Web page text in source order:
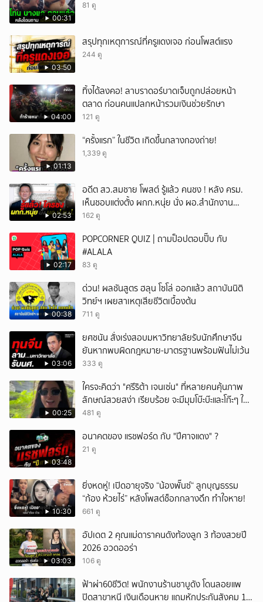
00:31
81 ดู
03:50
สรุปทุกเหตุการณ์ที่ครูแดงเจอ ก่อนโพสต์แรง
244 ดู
04:00
ทิ้งได้ลงคอ! ลาบราดอร์บาดเจ็บถูกปล่อยหน้า
ตลาด ก่อนคนแปลกหน้ารวมเงินช่วยรักษา
121 ดู
01:13
“ครั้งแรก” ในชีวิต เกิดขึ้นกลางกองถ่าย!
1,339 ดู
02:53
อดีต สว.สมชาย โพสต์ รู้แล้ว คนชง ! หลัง ครม.
เห็นชอบแต่งตั้ง ผกก.หนุ่ย นั่ง ผอ.สำนักงาน
ป.ย.ป.
162 ดู
02:17
POPCORNER QUIZ | ถามป็อปตอบปั๊บ กับ
#ALALA
83 ดู
00:38
ด่วน! ผลชันสูตร ฮลุน โซโล่ ออกแล้ว สถาบันนิติ
วิทย์ฯ เผยสาเหตุเสียชีวิตเบื้องต้น
711 ดู
03:06
ยศชนัน สั่งเร่งสอบมหาวิทยาลัยรับนักศึกษาจีน
ยันหากพบผิดกฎหมาย-มาตรฐานพร้อมฟันไม่เว้น
333 ดู
00:25
ใครจะคิดว่า "ศรีริต้า เจนเซ่น" ที่หลายคนคุ้นภาพ
ลักษณ์สวยสง่า เรียบร้อย จะมีมุมโบ๊ะบ๊ะและโก๊ะๆ ให้
ได้อมยิ้มเหมือนกัน งานนี้ทำเอาแฟนๆ ทั้งเอ็นดูทั้ง
481 ดู
03:48
อนาคตของ แรชฟอร์ด กับ "ปีศาจแดง" ?
21 ดู
10:30
ยิ่งหดหู่! เปิดอายุจริง “น้องพั๊นซ์“ ลูกบุญธรรม
“ก้อง ห้วยไร่” หลังโพสต์ช็อกกลางดึก ทำใจหาย!
661 ดู
03:03
อัปเดต 2 คุณแม่ดาราคนดังท้องลูก 3 ท้องสวยปี
2026 อวดออร่า
106 ดู
ฟ้าผ่า60ชีวิต! พนักงานร้านชาบูดัง โดนลอยแพ
ปิดสาขาหนี เงินเดือนหาย แถมหักประกันสังคม 11